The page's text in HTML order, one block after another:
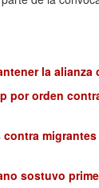
la
por orden
contra
sostuvo